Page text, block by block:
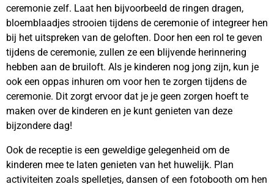
ceremonie zelf. Laat hen bijvoorbeeld de ringen dragen,
bloemblaadjes strooien tijdens de ceremonie of integreer hen
bij het uitspreken van de geloften. Door hen een rol te geven
tijdens de ceremonie, zullen ze een blijvende herinnering
hebben aan de bruiloft. Als je kinderen nog jong zijn, kun je
ook een oppas inhuren om voor hen te zorgen tijdens de
ceremonie. Dit zorgt ervoor dat je je geen zorgen hoeft te
maken over de kinderen en je kunt genieten van deze
bijzondere dag!
Ook de receptie is een geweldige gelegenheid om de
kinderen mee te laten genieten van het huwelijk. Plan
activiteiten zoals spelletjes, dansen of een fotobooth om hen